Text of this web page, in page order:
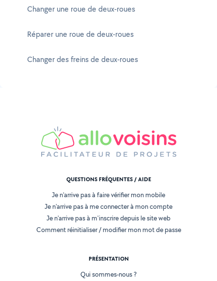
Changer une roue de deux-roues
Réparer une roue de deux-roues
Changer des freins de deux-roues
QUESTIONS FRÉQUENTES / AIDE
Je n'arrive pas à faire vérifier mon mobile
Je n'arrive pas à me connecter à mon compte
Je n'arrive pas à m'inscrire depuis le site web
Comment réinitialiser / modifier mon mot de passe
PRÉSENTATION
Qui sommes-nous ?